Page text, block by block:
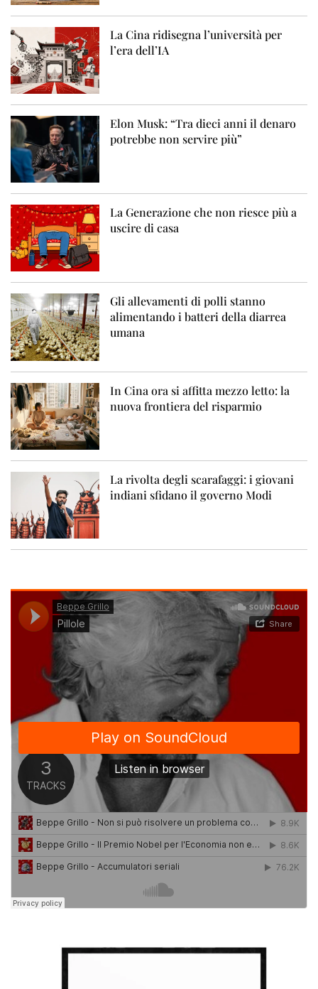
La Cina ridisegna l’università per
l’era dell’IA
Elon Musk: “Tra dieci anni il denaro
potrebbe non servire più”
La Generazione che non riesce più a
uscire di casa
Gli allevamenti di polli stanno
alimentando i batteri della diarrea
umana
In Cina ora si affitta mezzo letto: la
nuova frontiera del risparmio
La rivolta degli scarafaggi: i giovani
indiani sfidano il governo Modi